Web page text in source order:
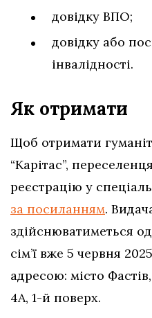
довідку ВПО;
довідку або
інвалідності.
Як отримати
Щоб отримати
“Карітас”,
реєстрацію у
за посиланням.
здійснюватиметься
сім’ї вже 5 червня
адресою: місто
4А, 1-й поверх.